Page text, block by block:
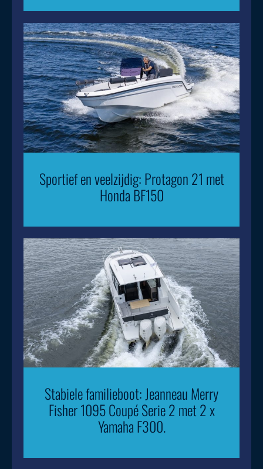
Sportief en veelzijdig: Protagon 21 met
Honda BF150
Stabiele familieboot: Jeanneau Merry
Fisher 1095 Coupé Serie 2 met 2 x
Yamaha F300.